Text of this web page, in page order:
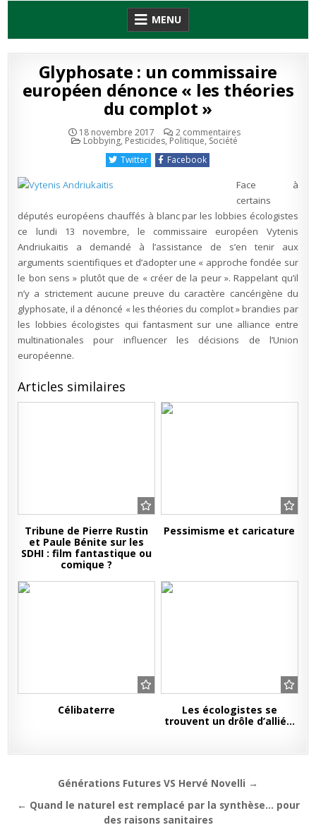
MENU
Glyphosate : un commissaire
européen dénonce « les théories
du complot »
18 novembre 2017 2 commentairessur
dénonce
« les
théories
du
complot »
Publié
Lobbying, Pesticides, Politique, Société
Twitter
Facebook
Face à
certains
députés européens chauffés à blanc par les lobbies écologistes
ce lundi 13 novembre, le commissaire européen Vytenis
Andriukaitis a demandé à l’assistance de s’en tenir aux
arguments scientifiques et d’adopter une « approche fondée sur
le bon sens » plutôt que de « créer de la peur ». Rappelant qu’il
n’y a strictement aucune preuve du caractère cancérigène du
glyphosate, il a dénoncé « les théories du complot » brandies par
les lobbies écologistes qui fantasment sur une alliance entre
multinationales pour influencer les décisions de l’Union
européenne.
Articles similaires
Tribune de Pierre Rustin
et Paule Bénite sur les
SDHI : film fantastique ou
comique ?
Pessimisme et caricature
Célibaterre
Les écologistes se
trouvent un drôle d’allié…
Navigation
de
Générations Futures VS Hervé Novelli →
← Quand le naturel est remplacé par la synthèse… pour
des raisons sanitaires